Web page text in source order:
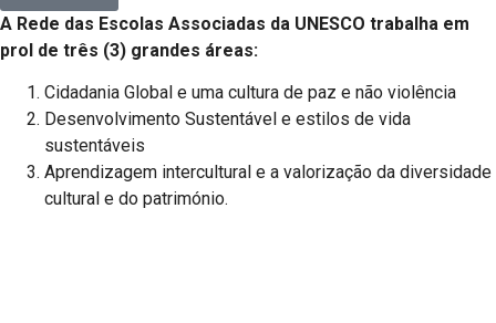
A Rede das Escolas Associadas da UNESCO trabalha em
prol de três (3) grandes áreas:
Cidadania Global e uma cultura de paz e não violência
Desenvolvimento Sustentável e estilos de vida
sustentáveis
Aprendizagem intercultural e a valorização da diversidade
cultural e do património.